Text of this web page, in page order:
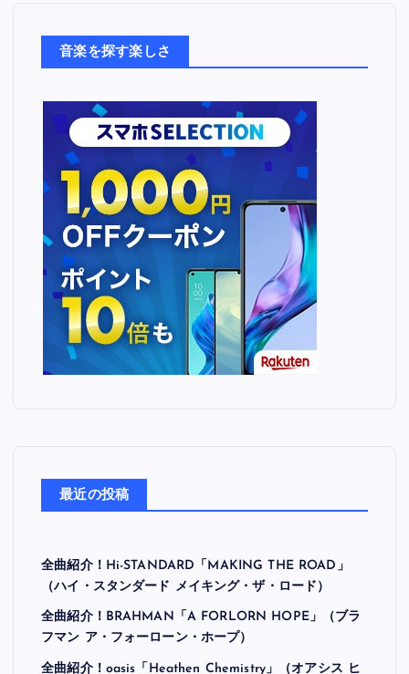
音楽を探す楽しさ
最近の投稿
全曲紹介！Hi-STANDARD「MAKING THE ROAD」
（ハイ・スタンダード メイキング・ザ・ロード）
全曲紹介！BRAHMAN「A FORLORN HOPE」（ブラ
フマン ア・フォーローン・ホープ）
全曲紹介！oasis「Heathen Chemistry」（オアシス ヒ